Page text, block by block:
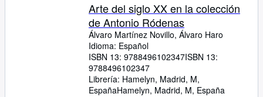
Arte del siglo XX en la colección
de Antonio Ródenas
Álvaro Martínez Novillo, Álvaro Haro
Idioma: Español
ISBN 13: 9788496102347ISBN 13:
9788496102347
Librería: Hamelyn, Madrid, M,
EspañaHamelyn, Madrid, M, España